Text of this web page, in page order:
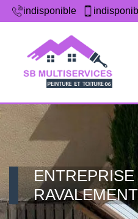
indisponible